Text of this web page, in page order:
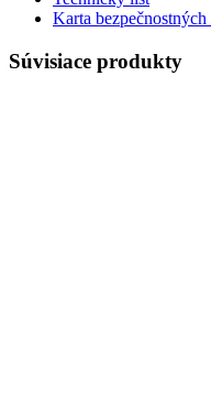
Karta
Súvisiace produkty